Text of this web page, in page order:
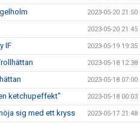
2023-05-20 21:50
2023-05-20 21:45
IF 2023-05-19 19:35
2023-05-18 12:38
2023-05-18 07:00
ketchupeffekt" 2023-05-18 00:03
sig med ett kryss 2023-05-17 21:48